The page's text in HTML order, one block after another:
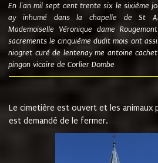
En l'an mil sept cent trente six le sixième
ay inhumé dans la chapelle de St
Mademoiselle Véronique dame
sacrements le cinquième dudit mois ont
niogret curé de lentenay me antoine
pingon vicaire de Corlier Dombe
Le cimetière est ouvert et les animaux
est demandé de le fermer.